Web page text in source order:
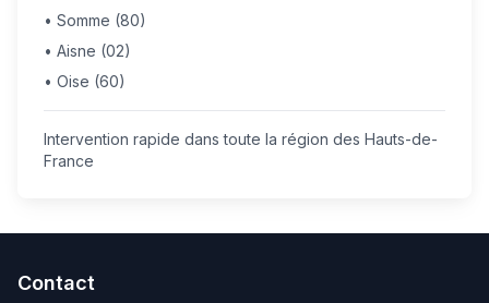
• Somme (80)
• Aisne (02)
• Oise (60)
Intervention rapide dans toute la région des Hauts-de-
France
Contact